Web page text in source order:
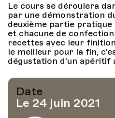
Le cours se déroulera
par une démonstration
deuxième partie
et chacune de
recettes avec leur
le meilleur pour la fin,
dégustation d'un apéritif
Date
Le 24 juin 2021